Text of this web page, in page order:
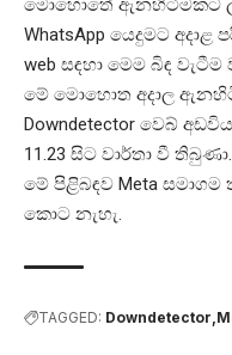
මොහොතේ ඇනහිටීමකට
WhatsApp යෙදුමට
web සඳහා මෙම බිඳ
මේ මොහොත අදාල
Downdetector වෙබ්
11.23 සිට වාර්තා වී තිබුණා.
මේ පිළිබඳව Meta
කොට නැහැ.
TAGGED: Downdetector